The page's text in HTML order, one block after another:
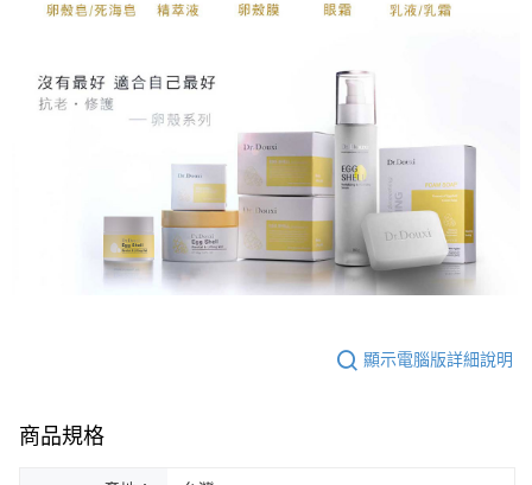
顯示電腦版詳細說明
商品規格